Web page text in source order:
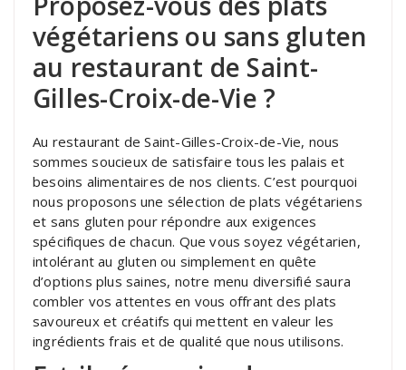
végétariens ou sans gluten
au restaurant de Saint-
Gilles-Croix-de-Vie ?
Au restaurant de Saint-Gilles-Croix-de-Vie, nous
sommes soucieux de satisfaire tous les palais et
besoins alimentaires de nos clients. C’est pourquoi
nous proposons une sélection de plats végétariens
et sans gluten pour répondre aux exigences
spécifiques de chacun. Que vous soyez végétarien,
intolérant au gluten ou simplement en quête
d’options plus saines, notre menu diversifié saura
combler vos attentes en vous offrant des plats
savoureux et créatifs qui mettent en valeur les
ingrédients frais et de qualité que nous utilisons.